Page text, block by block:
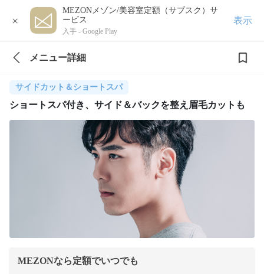
×
MEZONメゾン/美容室定額（サブスク）サ
ービス
入手 - Google Play
表示
メニュー詳細
サイドカット＆ショートスパ
ショートスパ付き、サイド＆バックを整え眉毛カットも
MEZONなら定額でいつでも